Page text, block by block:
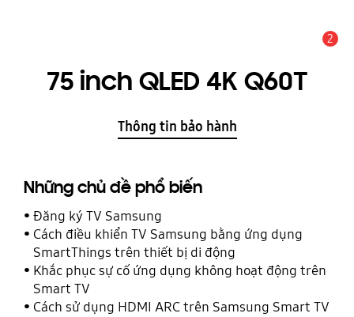
2
75 inch QLED 4K Q60T
Thông tin bảo hành
Những chủ đề phổ biến
Đăng ký TV Samsung
Cách điều khiển TV Samsung bằng ứng dụng
SmartThings trên thiết bị di động
Khắc phục sự cố ứng dụng không hoạt động trên
Smart TV
Cách sử dụng HDMI ARC trên Samsung Smart TV